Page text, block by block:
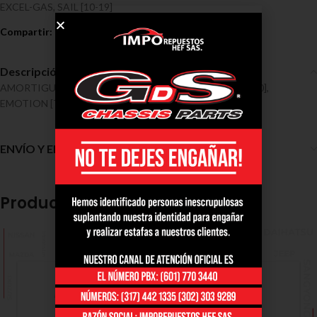
EXCEL-GAS SAIL [10-19]
Descripción
AMORTIGUADORES / CHEVROLET / AVEO FAMILY [T200],
EMOTION [T250], SAIL [10-19] Ref 333418, 2002 – 2014
ENVÍO Y ENTREGA
Productos relacionados